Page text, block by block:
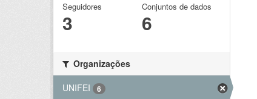
Seguidores
3
Conjuntos de dados
6
Organizações
UNIFEI
6